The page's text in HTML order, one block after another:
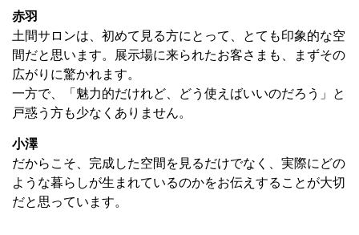
赤羽
土間サロンは、初めて見る方にとって、とても印象的な空
間だと思います。展示場に来られたお客さまも、まずその
広がりに驚かれます。
一方で、「魅力的だけれど、どう使えばいいのだろう」と
戸惑う方も少なくありません。
小澤
だからこそ、完成した空間を見るだけでなく、実際にどの
ような暮らしが生まれているのかをお伝えすることが大切
だと思っています。